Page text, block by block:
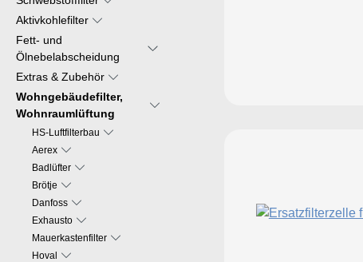
Aktivkohlefilter
Fett- und
Ölnebelabscheidung
Extras & Zubehör
Wohngebäudefilter,
Wohnraumlüftung
HS-Luftfilterbau
Aerex
Badlüfter
Brötje
Danfoss
Exhausto
Mauerkastenfilter
Hoval